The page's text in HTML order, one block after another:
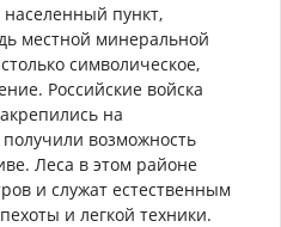
пункт,
местной минеральной
символическое,
Российские войска
на
возможность
Леса в этом районе
и служат естественным
и легкой техники.